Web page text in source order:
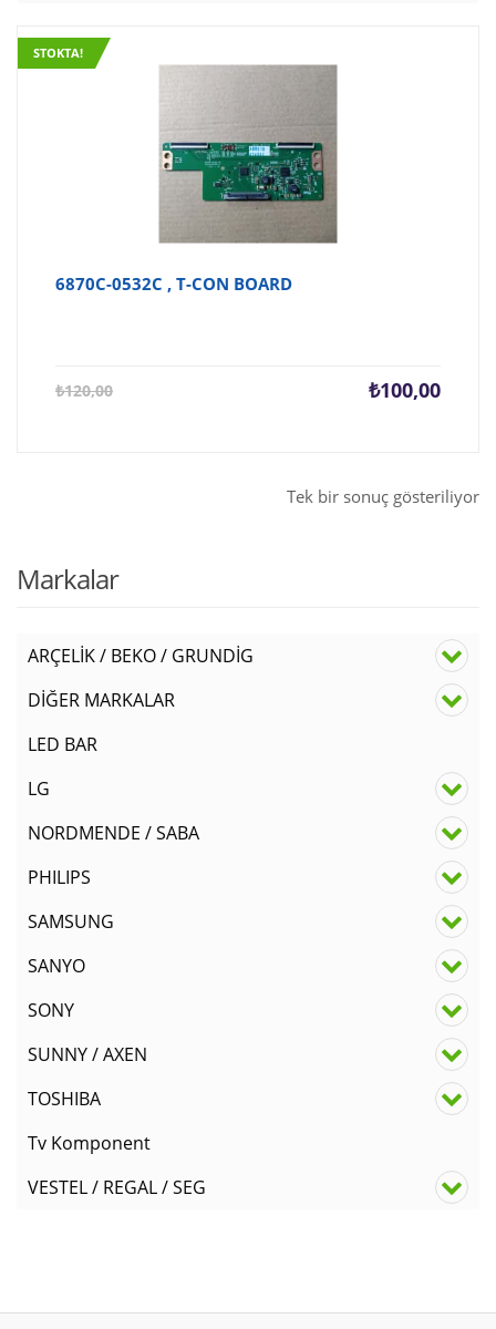
STOKTA!
6870C-0532C , T-CON BOARD
₺120,00 ₺100,00
Şu
Tek bir sonuç gösteriliyor
Markalar
ARÇELİK / BEKO / GRUNDİG
DİĞER MARKALAR
LED BAR
LG
NORDMENDE / SABA
PHILIPS
SAMSUNG
SANYO
SONY
SUNNY / AXEN
TOSHIBA
Tv Komponent
VESTEL / REGAL / SEG